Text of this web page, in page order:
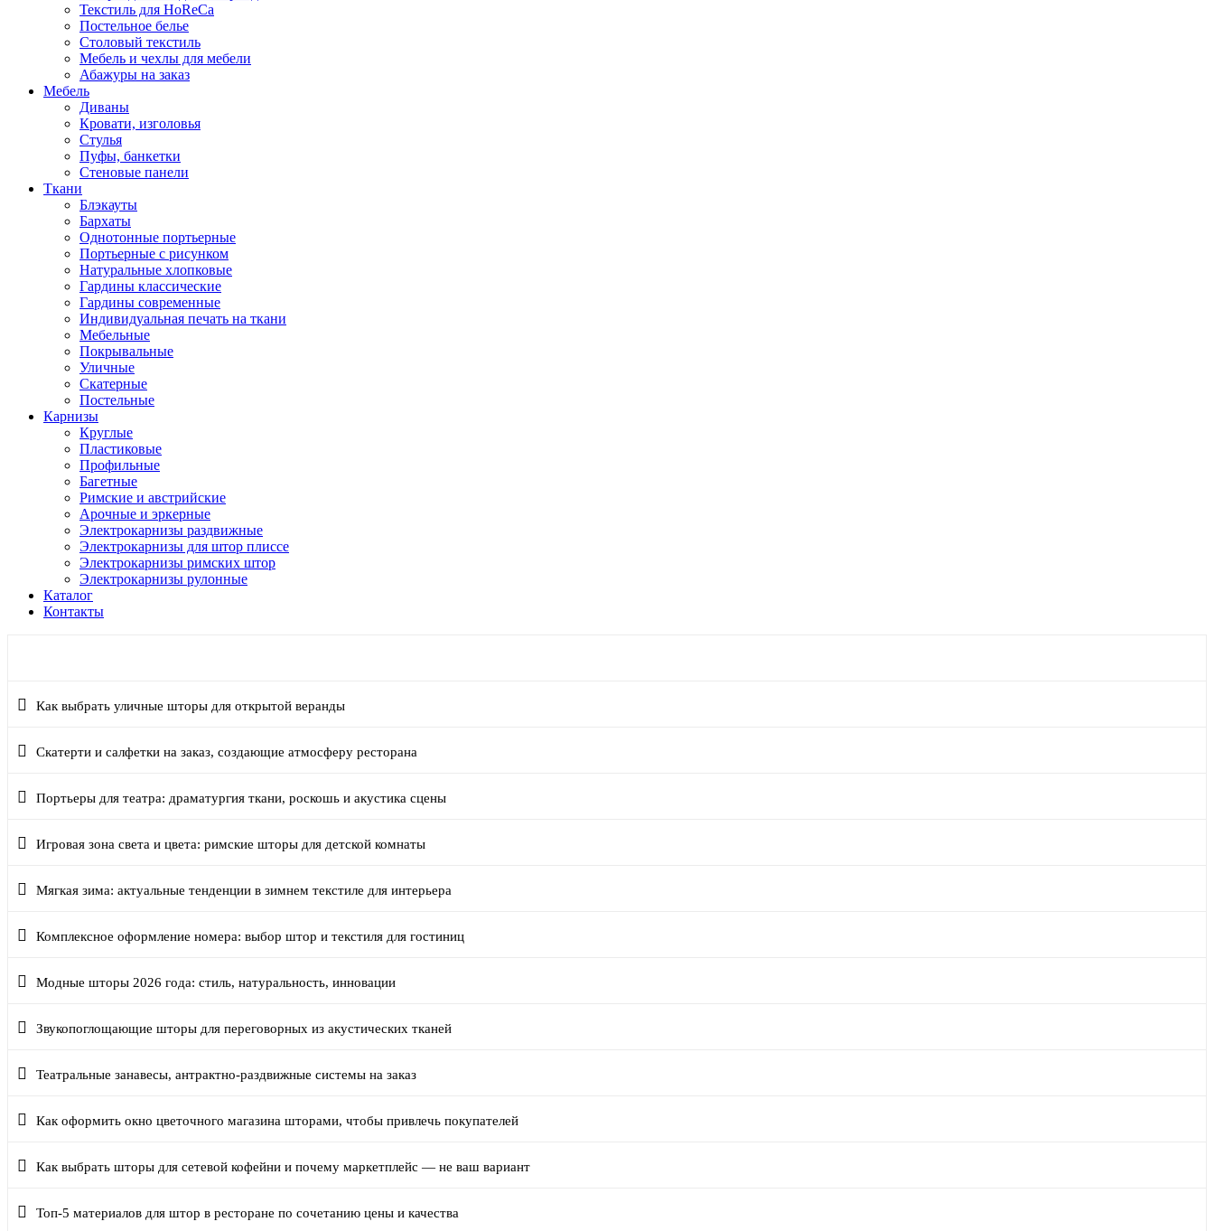
Текстиль для HoReCa
Постельное белье
Столовый текстиль
Мебель и чехлы для мебели
Абажуры на заказ
Мебель
Диваны
Кровати, изголовья
Стулья
Пуфы, банкетки
Стеновые панели
Ткани
Блэкауты
Бархаты
Однотонные портьерные
Портьерные с рисунком
Натуральные хлопковые
Гардины классические
Гардины современные
Индивидуальная печать на ткани
Мебельные
Покрывальные
Уличные
Скатерные
Постельные
Карнизы
Круглые
Пластиковые
Профильные
Багетные
Римские и австрийские
Арочные и эркерные
Электрокарнизы раздвижные
Электрокарнизы для штор плиссе
Электрокарнизы римских штор
Электрокарнизы рулонные
Каталог
Контакты
Как выбрать уличные шторы для открытой веранды
Скатерти и салфетки на заказ, создающие атмосферу ресторана
Портьеры для театра: драматургия ткани, роскошь и акустика сцены
Игровая зона света и цвета: римские шторы для детской комнаты
Мягкая зима: актуальные тенденции в зимнем текстиле для интерьера
Комплексное оформление номера: выбор штор и текстиля для гостиниц
Модные шторы 2026 года: стиль, натуральность, инновации
Звукопоглощающие шторы для переговорных из акустических тканей
Театральные занавесы, антрактно-раздвижные системы на заказ
Как оформить окно цветочного магазина шторами, чтобы привлечь покупателей
Как выбрать шторы для сетевой кофейни и почему маркетплейс — не ваш вариант
Топ-5 материалов для штор в ресторане по сочетанию цены и качества